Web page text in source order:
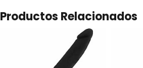
Productos Relacionados